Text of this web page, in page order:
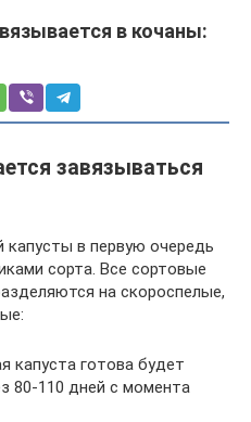
в кочаны:
завязываться
капусты в первую очередь
сорта. Все сортовые
на скороспелые,
капуста готова будет
80-110 дней с момента